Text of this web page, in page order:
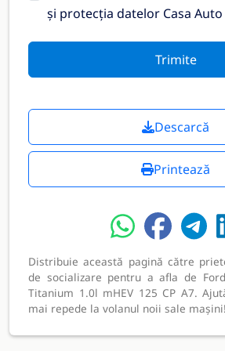
și protecția datelor Casa
Trimite
Descarcă
Printează
Distribuie această pagină către
de socializare pentru a afla de
Titanium 1.0l mHEV 125 CP A7.
mai repede la volanul noii sale mașini!